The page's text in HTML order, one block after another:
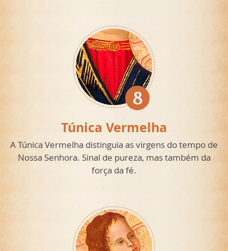
Túnica Vermelha
A Túnica Vermelha distinguia as virgens do tempo de
Nossa Senhora. Sinal de pureza, mas também da
força da fé.